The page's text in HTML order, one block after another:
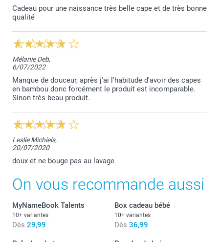
Cadeau pour une naissance très belle cape et de très bonne
qualité
Mélanie Deb,
6/07/2022
Manque de douceur, après j'ai l'habitude d'avoir des capes
en bambou donc forcément le produit est incomparable.
Sinon très beau produit.
Leslie Michiels,
20/07/2020
doux et ne bouge pas au lavage
On vous recommande aussi
MyNameBook Talents
10+ variantes
Dès 29,99
Box cadeau bébé
10+ variantes
Dès 36,99